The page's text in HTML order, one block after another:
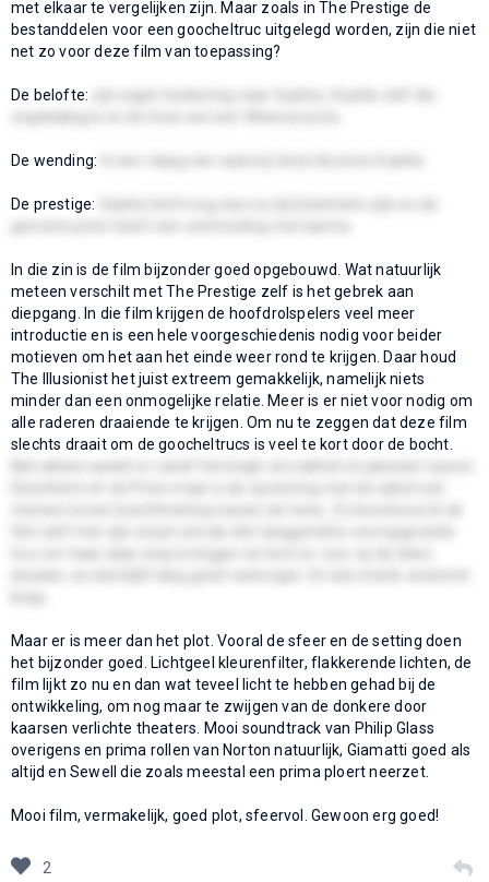
met elkaar te vergelijken zijn. Maar zoals in The Prestige de
bestanddelen voor een goocheltruc uitgelegd worden, zijn die niet
net zo voor deze film van toepassing?
De belofte:
De wending:
De prestige:
In die zin is de film bijzonder goed opgebouwd. Wat natuurlijk
meteen verschilt met The Prestige zelf is het gebrek aan
diepgang. In die film krijgen de hoofdrolspelers veel meer
introductie en is een hele voorgeschiedenis nodig voor beider
motieven om het aan het einde weer rond te krijgen. Daar houd
The Illusionist het juist extreem gemakkelijk, namelijk niets
minder dan een onmogelijke relatie. Meer is er niet voor nodig om
alle raderen draaiende te krijgen. Om nu te zeggen dat deze film
slechts draait om de goocheltrucs is veel te kort door de bocht.
Maar er is meer dan het plot. Vooral de sfeer en de setting doen
het bijzonder goed. Lichtgeel kleurenfilter, flakkerende lichten, de
film lijkt zo nu en dan wat teveel licht te hebben gehad bij de
ontwikkeling, om nog maar te zwijgen van de donkere door
kaarsen verlichte theaters. Mooi soundtrack van Philip Glass
overigens en prima rollen van Norton natuurlijk, Giamatti goed als
altijd en Sewell die zoals meestal een prima ploert neerzet.
Mooi film, vermakelijk, goed plot, sfeervol. Gewoon erg goed!
2